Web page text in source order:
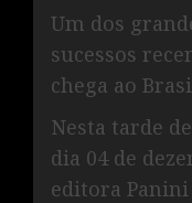
Um dos
sucessos
chega ao
Nesta tarde
dia 04 de
editora Panini